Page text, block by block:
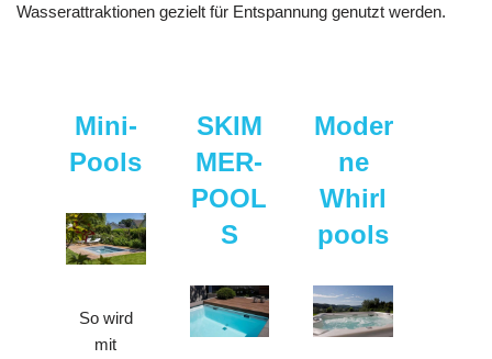
Wasserattraktionen gezielt für Entspannung genutzt werden.
Mini-
Pools
So wird
mit
SKIM
MER-
POOL
S
Moder
ne
Whirl
pools